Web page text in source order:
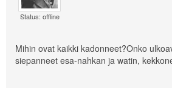
Status: offline
Mihin ovat kaikki kadonneet?Onko
siepanneet esa-nahkan ja watin,